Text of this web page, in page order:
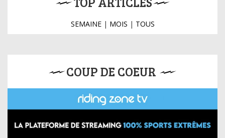
SEMAINE| MOIS | TOUS
COUP DE COEUR